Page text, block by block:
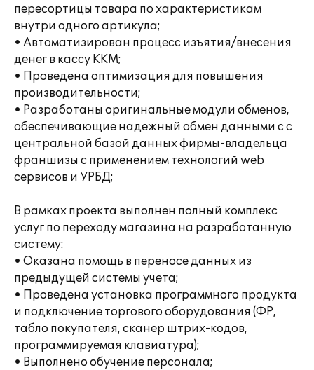
пересортицы товара по характеристикам
внутри одного артикула;
• Автоматизирован процесс изъятия/внесения
денег в кассу ККМ;
• Проведена оптимизация для повышения
производительности;
• Разработаны оригинальные модули обменов,
обеспечивающие надежный обмен данными с с
центральной базой данных фирмы-владельца
франшизы с применением технологий web
сервисов и УРБД;
В рамках проекта выполнен полный комплекс
услуг по переходу магазина на разработанную
систему:
• Оказана помощь в переносе данных из
предыдущей системы учета;
• Проведена установка программного продукта
и подключение торгового оборудования (ФР,
табло покупателя, сканер штрих-кодов,
программируемая клавиатура);
• Выполнено обучение персонала;